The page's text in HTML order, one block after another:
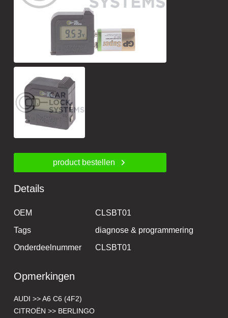
product bestellen
Details
OEM
CLSBT01
Tags
diagnose & programmering
Onderdeelnummer
CLSBT01
Opmerkingen
AUDI >> A6 C6 (4F2)
CITROËN >> BERLINGO